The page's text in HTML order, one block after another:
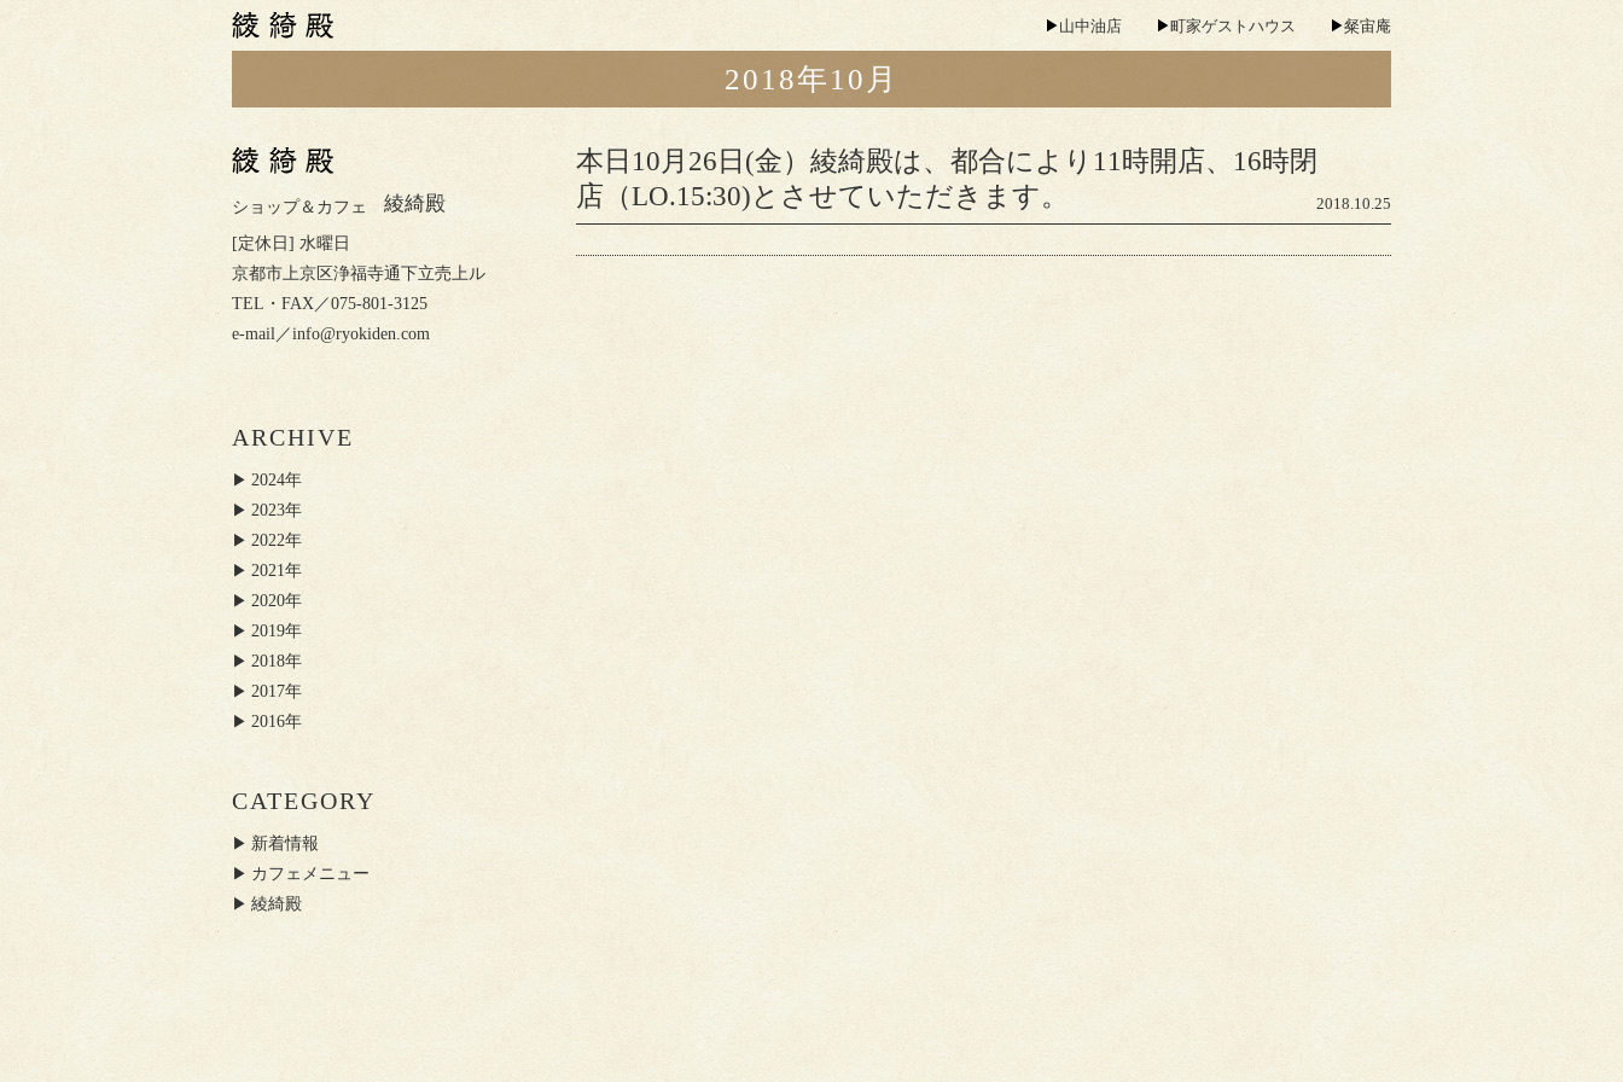
山中油店 町家ゲストハウス 粲宙庵
2018年10月
本日10月26日(金）綾綺殿は、都合により11時開店、16時閉
店（LO.15:30)とさせていただきます。
2018.10.25
ショップ＆カフェ 綾綺殿
[定休日] 水曜日
京都市上京区浄福寺通下立売上ル
TEL・FAX／075-801-3125
e-mail／info@ryokiden.com
ARCHIVE
2024年
2023年
2022年
2021年
2020年
2019年
2018年
2017年
2016年
CATEGORY
新着情報
カフェメニュー
綾綺殿